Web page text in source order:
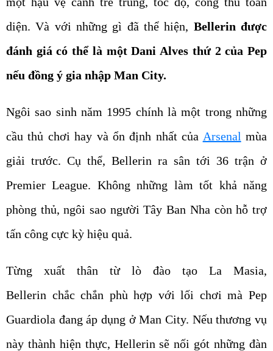
diện. Và với những gì đã thể hiện, Bellerin được
đánh giá có thể là một Dani Alves thứ 2 của Pep
nếu đồng ý gia nhập Man City.
Ngôi sao sinh năm 1995 chính là một trong những
cầu thủ chơi hay và ổn định nhất của Arsenal mùa
giải trước. Cụ thể, Bellerin ra sân tới 36 trận ở
Premier League. Không những làm tốt khả năng
phòng thủ, ngôi sao người Tây Ban Nha còn hỗ trợ
tấn công cực kỳ hiệu quả.
Từng xuất thân từ lò đào tạo La Masia,
Bellerin chắc chắn phù hợp với lối chơi mà Pep
Guardiola đang áp dụng ở Man City. Nếu thương vụ
này thành hiện thực, Hellerin sẽ nối gót những đàn